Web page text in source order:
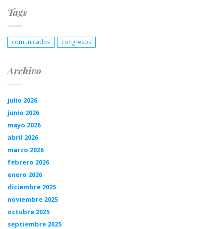
Tags
comunicados congresos
Archivo
julio 2026
junio 2026
mayo 2026
abril 2026
marzo 2026
febrero 2026
enero 2026
diciembre 2025
noviembre 2025
octubre 2025
septiembre 2025